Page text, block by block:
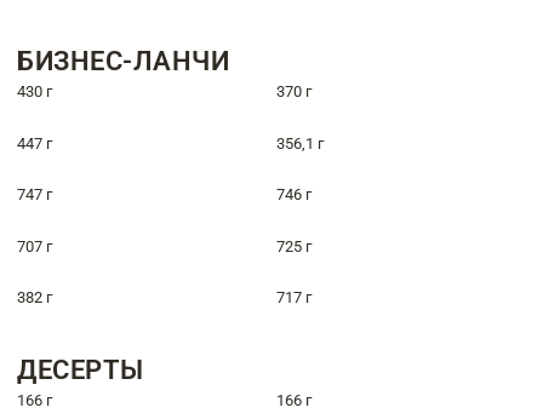
БИЗНЕС-ЛАНЧИ
430 г 370 г
447 г 356,1 г
747 г 746 г
707 г 725 г
382 г 717 г
ДЕСЕРТЫ
166 г 166 г